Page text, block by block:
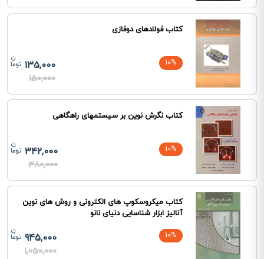
کتاب فولادهای دوفازی
10%
135,000
150,000
کتاب نگرش نوین بر سیستمهای راهگاهی
10%
342,000
380,000
کتاب میکروسکوپ های الکترونی و روش های نوین
آنالیز ابزار شناسایی دنیای نانو
10%
945,000
1,050,000